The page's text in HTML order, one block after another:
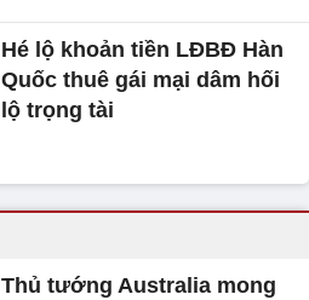
Hé lộ khoản tiền LĐBĐ Hàn
Quốc thuê gái mại dâm hối
lộ trọng tài
Thủ tướng Australia mong